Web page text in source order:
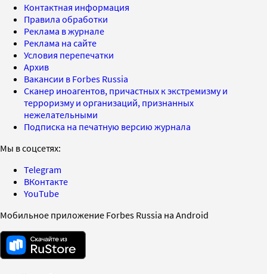
Контактная информация
Правила обработки
Реклама в журнале
Реклама на сайте
Условия перепечатки
Архив
Вакансии в Forbes Russia
Сканер иноагентов, причастных к экстремизму и
терроризму и организаций, признанных
нежелательными
Подписка на печатную версию журнала
Мы в соцсетях:
Telegram
ВКонтакте
YouTube
Мобильное приложение Forbes Russia на Android